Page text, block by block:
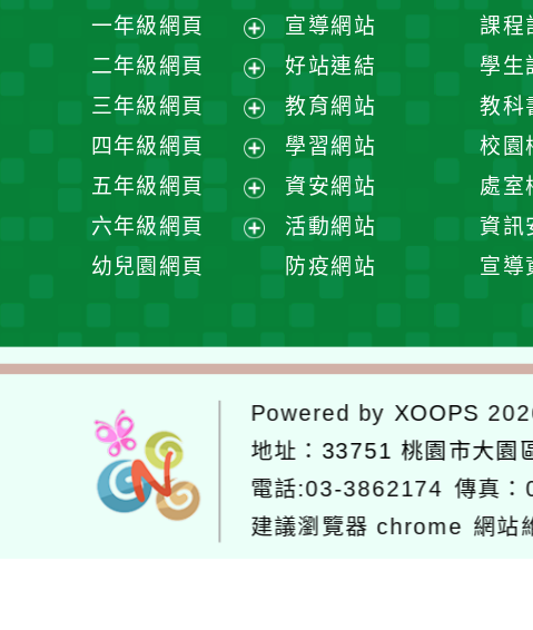
一年級網頁
展
開
選
單
二年級網頁
展
開
選
單
三年級網頁
展
開
選
單
四年級網頁
展
開
選
五年級網頁
展
開
六年級網頁
單
幼兒園網頁
宣導網站
好站連結
教育網站
學習網站
資安網站
活動網站
防疫網站
課程
學生
教科
校園
處室
資訊
宣導
Powered by XOOPS
地址： 33751 桃園市大園
電話:03-3862174 傳真
建議瀏覽器 chrome 網站